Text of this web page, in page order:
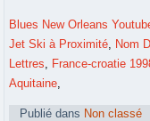
Blues New Orleans
Jet Ski à Proximité, Nom
Lettres, France-croatie
Aquitaine,
Publié dans Non classé